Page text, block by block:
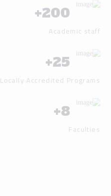
200
+
Academic staff
25
+
Locally Accredited Programs
8
+
Faculties